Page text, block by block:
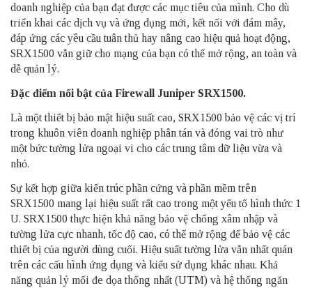
doanh nghiệp của bạn đạt được các mục tiêu của mình. Cho dù
triển khai các dịch vụ và ứng dụng mới, kết nối với đám mây,
đáp ứng các yêu cầu tuân thủ hay nâng cao hiệu quả hoạt động,
SRX1500 vẫn giữ cho mạng của bạn có thể mở rộng, an toàn và
dễ quản lý.
Đặc điểm nổi bật của Firewall Juniper SRX1500.
Là một thiết bị bảo mật hiệu suất cao, SRX1500 bảo vệ các vị trí
trong khuôn viên doanh nghiệp phân tán và đóng vai trò như
một bức tường lửa ngoại vi cho các trung tâm dữ liệu vừa và
nhỏ.
Sự kết hợp giữa kiến ​​trúc phần cứng và phần mềm trên
SRX1500 mang lại hiệu suất rất cao trong một yếu tố hình thức 1
U. SRX1500 thực hiện khả năng bảo vệ chống xâm nhập và
tường lửa cực nhanh, tốc độ cao, có thể mở rộng để bảo vệ các
thiết bị của người dùng cuối. Hiệu suất tường lửa vẫn nhất quán
trên các cấu hình ứng dụng và kiểu sử dụng khác nhau. Khả
năng quản lý mối đe dọa thống nhất (UTM) và hệ thống ngăn